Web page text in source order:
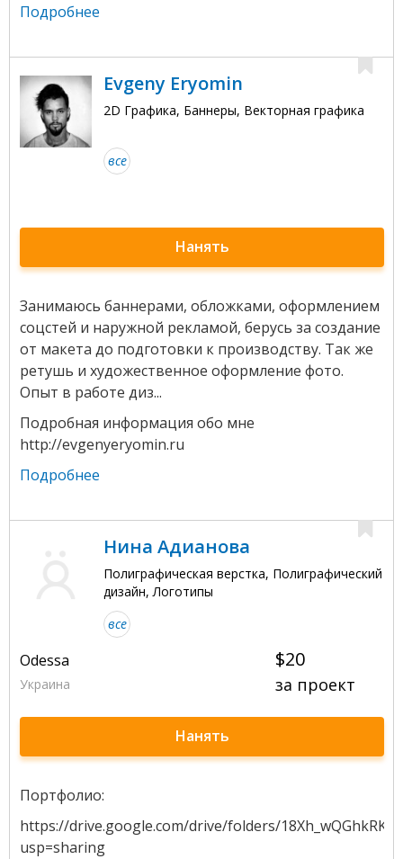
Подробнее
Evgeny Eryomin
2D Графика, Баннеры, Векторная графика
все
Нанять
Занимаюсь баннерами, обложками, оформлением
соцстей и наружной рекламой, берусь за создание
от макета до подготовки к производству. Так же
ретушь и художественное оформление фото.
Опыт в работе диз...
Подробная информация обо мне
http://evgenyeryomin.ru
Подробнее
Нина Адианова
Полиграфическая верстка, Полиграфический
дизайн, Логотипы
все
Odessa
Украина
$20
за проект
Нанять
Портфолио:
https://drive.google.com/drive/folders/
usp=sharing